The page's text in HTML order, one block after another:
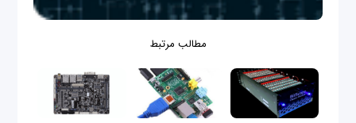
مطالب مرتبط